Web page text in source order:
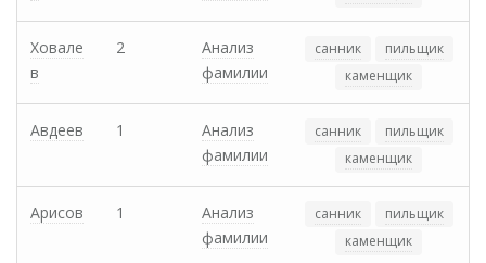
Ховале
в
2
Анализ
фамилии
санник
пильщик
каменщик
Авдеев 1
Анализ
фамилии
санник
пильщик
каменщик
Арисов 1
Анализ
фамилии
санник
пильщик
каменщик